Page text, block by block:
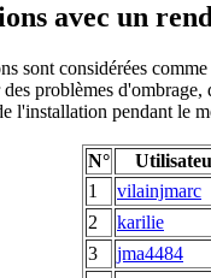
avec un
sont considérées
problèmes
l'installation pendant le
N°
1
vilainjmarc
2
karilie
3
jma4484